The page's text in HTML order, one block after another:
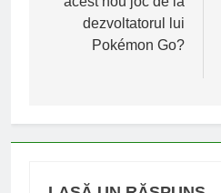
articole
dezvoltatorul lui
Pokémon Go?